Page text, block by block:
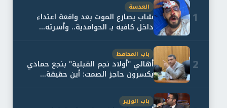
1
العدسة
شاب يصارع الموت بعد واقعة اعتداء
داخل كافيه بـ الحوامدية.. وأسرته...
2
باب المحافظ
أهالي "أولاد نجم القبلية" بنجع حمادي
يكسرون حاجز الصمت: أين حقيقة...
باب الوزير